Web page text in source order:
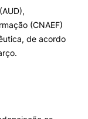
(CNAEF)
de acordo